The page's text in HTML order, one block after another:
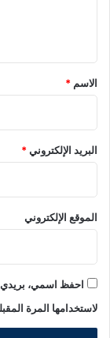
*
الاسم *
البريد الإلكتروني*
الموقع الإلكتروني
احفظ اسمي، بريدي
لاستخدامها المرة